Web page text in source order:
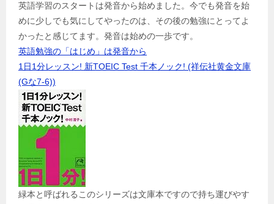
英語学習のスタートは発音から始めました。今でも発音を始
めに少しでも気にしてやったのは、その後の勉強にとってよ
かったと感じてます。発音は始めの一歩です。
英語勉強の「はじめ」は発音から
1日1分レッスン! 新TOEIC Test 千本ノック! (祥伝社黄金文庫
(Gな7-6))
緑本と呼ばれるこのシリーズは文庫本ですので持ち運びやす